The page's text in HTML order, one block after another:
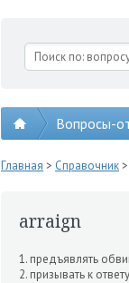
Вопросы-
Главная > Справочник>
arraign
1. предъявлять
2. призывать к